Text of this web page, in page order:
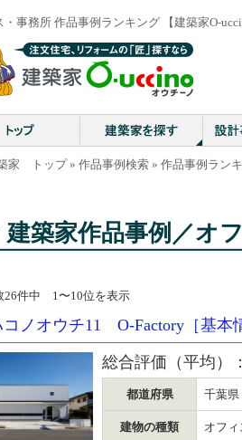
・事務所 作品事例ランキング 【建築家O-
家 トップ» 作品事例検索 » 作品事例ラン
建築家作品事例／オ
26件中 1〜10位を表示
コノオウチ11 O-Factory［基本
総合評価（平均）：
都道府県 千葉県
建物の種類 オフ